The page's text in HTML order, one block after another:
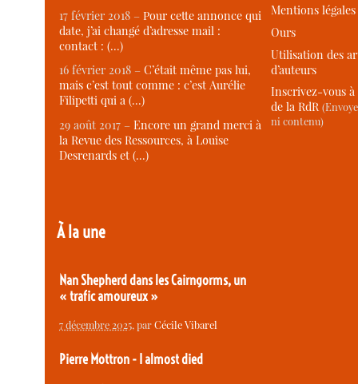
17 février 2018 –Pour cette annonce qui
date, j’ai changé d’adresse mail :
contact : (…)
16 février 2018 –C’était même pas lui,
mais c’est tout comme : c’est Aurélie
Filipetti qui a (…)
29 août 2017 –Encore un grand merci à
la Revue des Ressources, à Louise
Desrenards et (…)
À la une
Nan Shepherd dans les Cairngorms, un
« trafic amoureux »
7 décembre 2025, parCécile Vibarel
Pierre Mottron - I almost died
Mentions légales
Ours
Utilisation des
d’auteurs
Inscrivez-vous
de la RdR
ni contenu)